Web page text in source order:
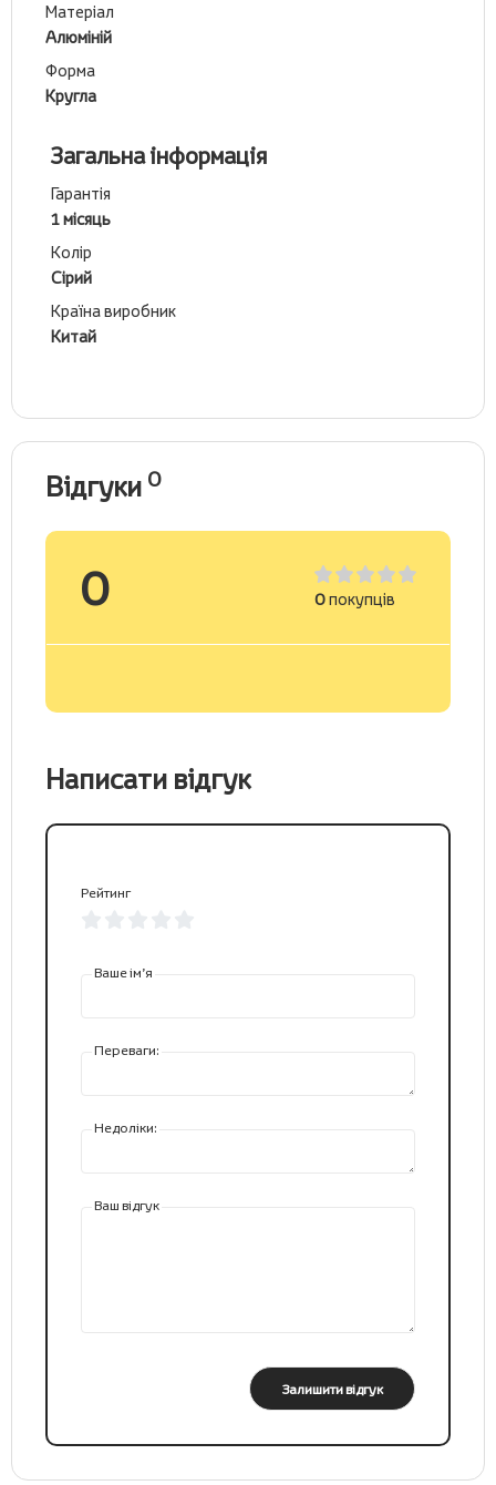
Матеріал
Алюміній
Форма
Кругла
Загальна інформація
Гарантія
1 місяць
Колір
Сірий
Країна виробник
Китай
Відгуки 0
0 0покупців
Написати відгук
Рейтинг
Ваше ім’я
Переваги:
Недоліки:
Ваш відгук
Залишити відгук